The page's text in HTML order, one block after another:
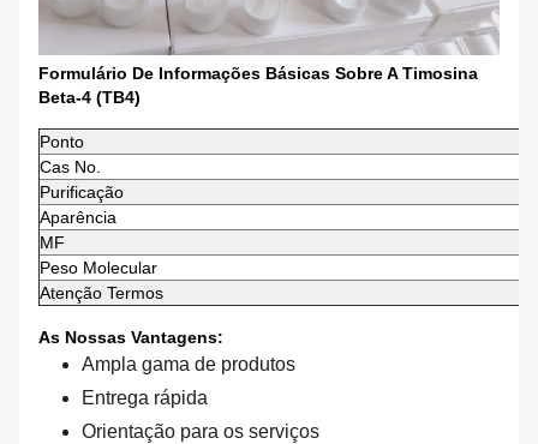
Formulário De Informações Básicas Sobre A Timosina
Beta-4 (TB4)
Ponto
Cas No.
Purificação
Aparência
MF
Peso Molecular
Atenção Termos
As Nossas Vantagens:
Ampla gama de produtos
Entrega rápida
Orientação para os serviços